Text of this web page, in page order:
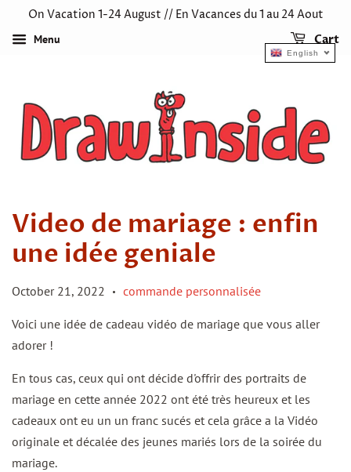
On Vacation 1-24 August // En Vacances du 1 au 24 Aout
Menu Cart
Video de mariage : enfin
une idée geniale
October 21, 2022 • commande personnalisée
Voici une idée de cadeau vidéo de mariage que vous aller
adorer !
En tous cas, ceux qui ont décide d'offrir des portraits de
mariage en cette année 2022 ont été très heureux et les
cadeaux ont eu un un franc sucés et cela grâce a la Vidéo
originale et décalée des jeunes mariés lors de la soirée du
mariage.
English